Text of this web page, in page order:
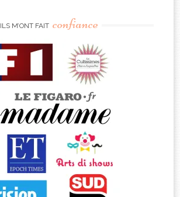
ILS M’ONT FAIT confiance